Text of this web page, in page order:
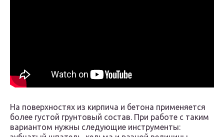
На поверхностях из кирпича и бетона применяется
более густой грунтовый состав. При работе с таким
вариантом нужны следующие инструменты: